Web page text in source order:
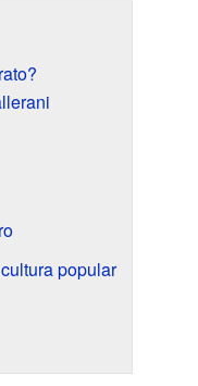
popular